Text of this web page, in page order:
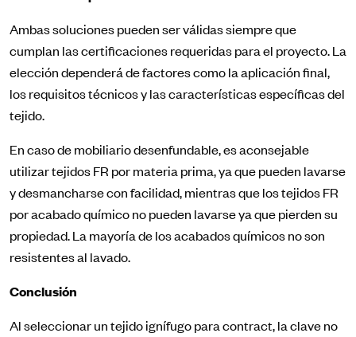
Ambas soluciones pueden ser válidas siempre que
cumplan las certificaciones requeridas para el proyecto. La
elección dependerá de factores como la aplicación final,
los requisitos técnicos y las características específicas del
tejido.
En caso de mobiliario desenfundable, es aconsejable
utilizar tejidos FR por materia prima, ya que pueden lavarse
y desmancharse con facilidad, mientras que los tejidos FR
por acabado químico no pueden lavarse ya que pierden su
propiedad. La mayoría de los acabados químicos no son
resistentes al lavado.
Conclusión
Al seleccionar un tejido ignífugo para contract, la clave no